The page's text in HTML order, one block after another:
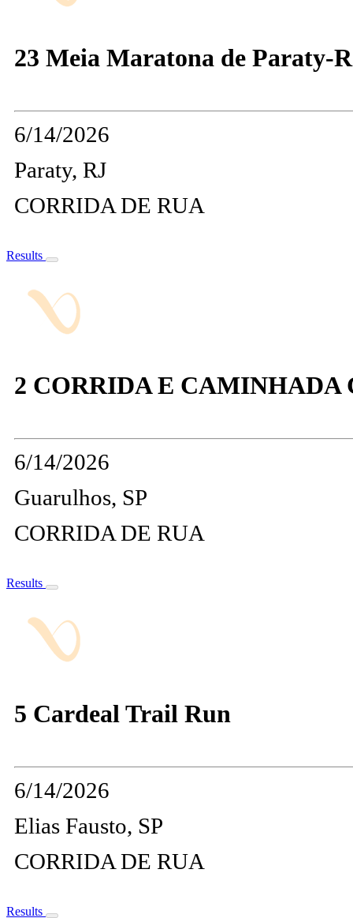
23 Meia Maratona de Paraty-
6/14/2026
Paraty, RJ
CORRIDA DE RUA
Results
2 CORRIDA E CAMINHADA
6/14/2026
Guarulhos, SP
CORRIDA DE RUA
Results
5 Cardeal Trail Run
6/14/2026
Elias Fausto, SP
CORRIDA DE RUA
Results